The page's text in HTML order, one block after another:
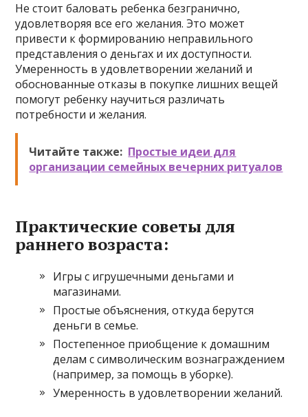
Не стоит баловать ребенка безгранично,
удовлетворяя все его желания. Это может
привести к формированию неправильного
представления о деньгах и их доступности.
Умеренность в удовлетворении желаний и
обоснованные отказы в покупке лишних вещей
помогут ребенку научиться различать
потребности и желания.
Читайте также: Простые идеи для
организации семейных вечерних ритуалов
Практические советы для
раннего возраста:
Игры с игрушечными деньгами и
магазинами.
Простые объяснения, откуда берутся
деньги в семье.
Постепенное приобщение к домашним
делам с символическим вознаграждением
(например, за помощь в уборке).
Умеренность в удовлетворении желаний.